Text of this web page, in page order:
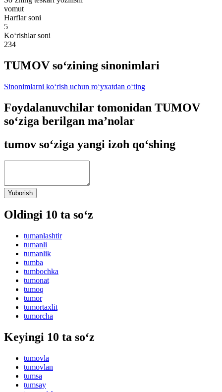
vomut
Harflar soni
5
Ko‘rishlar soni
234
TUMOV so‘zining sinonimlari
Sinonimlarni ko‘rish uchun ro‘yxatdan o‘ting
Foydalanuvchilar tomonidan TUMOV
so‘ziga berilgan ma’nolar
tumov so‘ziga yangi izoh qo‘shing
Yuborish
Oldingi 10 ta so‘z
tumanlashtir
tumanli
tumanlik
tumba
tumbochka
tumonat
tumoq
tumor
tumortaxlit
tumorcha
Keyingi 10 ta so‘z
tumovla
tumovlan
tumsa
tumsay